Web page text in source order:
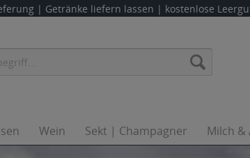
| Getränke liefern lassen | kostenlose
Wein Sekt | Champagner Milch